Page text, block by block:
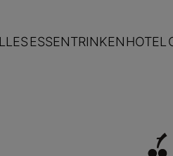
ESSENTRINKENHOTEL